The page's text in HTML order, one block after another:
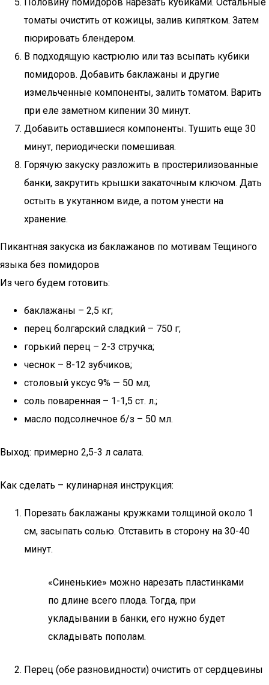
томаты очистить от кожицы, залив кипятком. Затем
пюрировать блендером.
В подходящую кастрюлю или таз всыпать кубики
помидоров. Добавить баклажаны и другие
измельченные компоненты, залить томатом. Варить
при еле заметном кипении 30 минут.
Добавить оставшиеся компоненты. Тушить еще 30
минут, периодически помешивая.
Горячую закуску разложить в простерилизованные
банки, закрутить крышки закаточным ключом. Дать
остыть в укутанном виде, а потом унести на
хранение.
Пикантная закуска из баклажанов по мотивам Тещиного
языка без помидоров
Из чего будем готовить:
баклажаны – 2,5 кг;
перец болгарский сладкий – 750 г;
горький перец – 2-3 стручка;
чеснок – 8-12 зубчиков;
столовый уксус 9% — 50 мл;
соль поваренная – 1-1,5 ст. л.;
масло подсолнечное б/з – 50 мл.
Выход: примерно 2,5-3 л салата.
Как сделать – кулинарная инструкция:
Порезать баклажаны кружками толщиной около 1
см, засыпать солью. Отставить в сторону на 30-40
минут.
«Синенькие» можно нарезать пластинками
по длине всего плода. Тогда, при
укладывании в банки, его нужно будет
складывать пополам.
Перец (обе разновидности) очистить от сердцевины